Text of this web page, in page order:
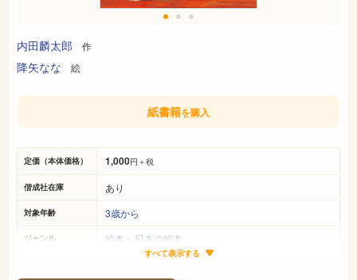
内田麟太郎 作
降矢なな 絵
定価（本体価格） 1,000円＋税
偕成社在庫 あり
対象年齢 3歳から
ジャンル 絵本 > 日本の絵本
すべて表示する
紙書籍を購入